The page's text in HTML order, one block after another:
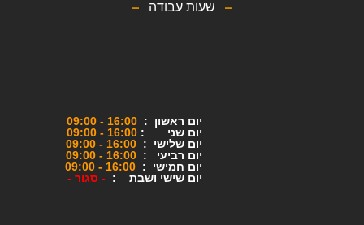
שעות עבודה
יום ראשון : 16:00 - 09:00
יום שני : 16:00 - 09:00
יום שלישי : 16:00 - 09:00
יום רביעי : 16:00 - 09:00
יום חמישי : 16:00 - 09:00
יום שישי ושבת :
- סגור -